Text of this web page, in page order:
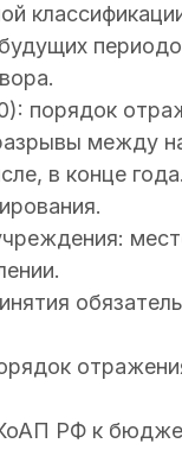
порядок
между
в конце года.
РФ к